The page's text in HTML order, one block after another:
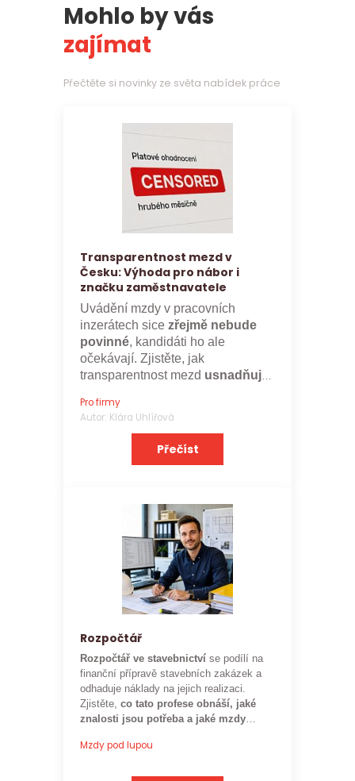
Mohlo by vás
zajímat
Přečtěte si novinky ze světa nabídek práce
Transparentnost mezd v
Česku: Výhoda pro nábor i
značku zaměstnavatele
Uvádění mzdy v pracovních
inzerátech sice zřejmě nebude
povinné, kandidáti ho ale
očekávají. Zjistěte, jak
transparentnost mezd usnadňuje
zaměstnavatele.
Pro firmy
Autor: Klára Uhlířová
Přečíst
Rozpočtář
Rozpočtář ve stavebnictví se podílí na
finanční přípravě stavebních zakázek a
odhaduje náklady na jejich realizaci.
Zjistěte, co tato profese obnáší, jaké
znalosti jsou potřeba a jaké mzdy
očekávat.
Mzdy pod lupou